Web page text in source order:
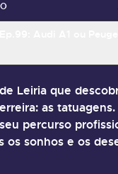
Leiria que
as
percurso
os sonhos e os